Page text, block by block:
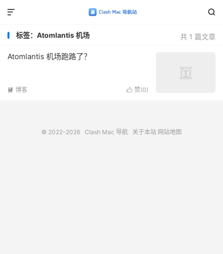


共 1 篇文章
标签：Atomlantis 机场
Atomlantis 机场跑路了？
 赞(0)
 博客
© 2022-2026 Clash Mac 导航 关于本站 网站地图